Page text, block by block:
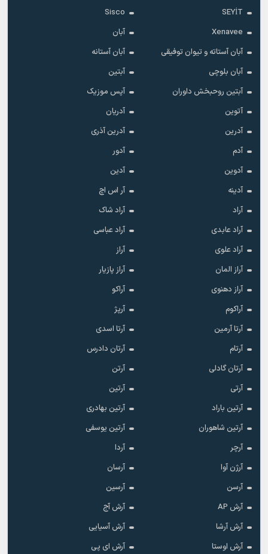
SEYİT
Sisco
Xenavee
آبان
آبان آستاته و تیوان توفیقی
آبان آستانه
آبان بلوچی
آبتین
آبتین روحبخش داوران
آپس موزیک
آتوین
آدریان
آدرین
آدرین آذری
آدم
آدور
آدوین
آدین
آدینه
آر اس اچ
آراد
آراد شاک
آراد عابدی
آراد عباسی
آراد علوی
آراز
آراز المان
آراز پازیار
آراز دهنوی
آراکو
آراکوم
آرپژ
آرتا آرمین
آرتا اسدی
آرتام
آرتان دادرس
آرتان گادلی
آرتن
آرتی
آرتین
آرتین باراد
آرتین بهادری
آرتین شاهوران
آرتین یوسفی
آرچر
آردا
آرژن آوا
آرسان
آرسن
آرسین
آرش AP
آرش آج
آرش آرشا
آرش آسیایی
آرش اوستا
آرش ای پی